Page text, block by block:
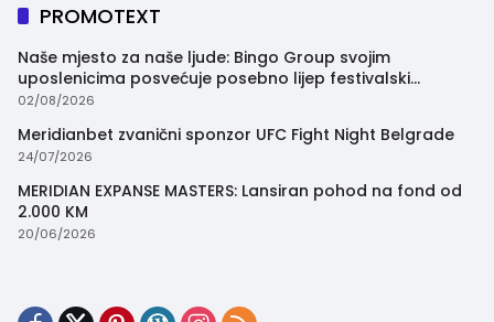
PROMOTEXT
Naše mjesto za naše ljude: Bingo Group svojim
uposlenicima posvećuje posebno lijep festivalski
trenutak
02/08/2026
Meridianbet zvanični sponzor UFC Fight Night Belgrade
24/07/2026
MERIDIAN EXPANSE MASTERS: Lansiran pohod na fond od
2.000 KM
20/06/2026